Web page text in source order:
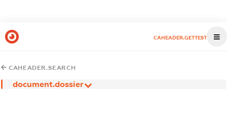
CAHEADER.GETTEST
CAHEADER.SEARCH
document.dossier